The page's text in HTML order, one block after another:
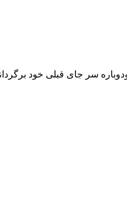
سر جای قبلی خود